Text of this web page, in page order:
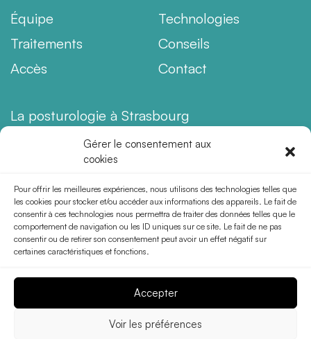
Gérer le consentement aux
cookies
Pour offrir les meilleures expériences, nous utilisons des technologies telles que
les cookies pour stocker et/ou accéder aux informations des appareils. Le fait de
consentir à ces technologies nous permettra de traiter des données telles que le
comportement de navigation ou les ID uniques sur ce site. Le fait de ne pas
consentir ou de retirer son consentement peut avoir un effet négatif sur
certaines caractéristiques et fonctions.
Accepter
Voir les préférences
Équipe
Technologies
Traitements
Conseils
Accès
Contact
La posturologie à Strasbourg
Orthodontie enfant à Strasbourg
Aligneurs invisibles à Strasbourg
Orthodontie & Migraines
Orthodontie & Bruxisme
Orthodontie et craquement des mâchoires
Drs Bas Kneip© 2026 - Tous droits réservés
Conception et réalisation : MEDIWEB